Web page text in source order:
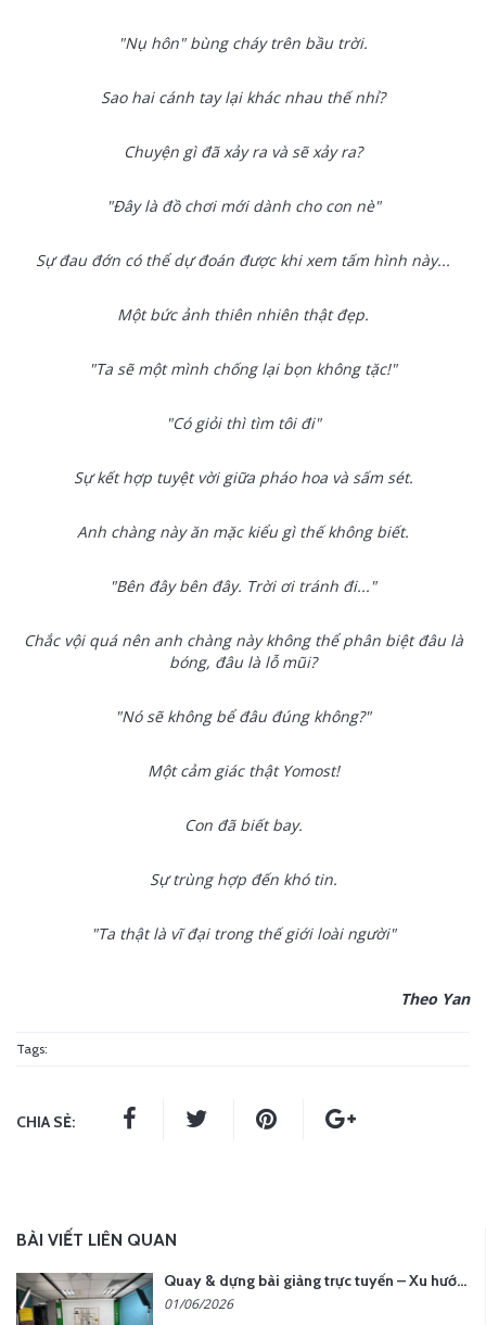
"Nụ hôn" bùng cháy trên bầu trời.
Sao hai cánh tay lại khác nhau thế nhỉ?
Chuyện gì đã xảy ra và sẽ xảy ra?
"Đây là đồ chơi mới dành cho con nè"
Sự đau đớn có thể dự đoán được khi xem tấm hình này...
Một bức ảnh thiên nhiên thật đẹp.
"Ta sẽ một mình chống lại bọn không tặc!"
"Có giỏi thì tìm tôi đi"
Sự kết hợp tuyệt vời giữa pháo hoa và sấm sét.
Anh chàng này ăn mặc kiểu gì thế không biết.
"Bên đây bên đây. Trời ơi tránh đi..."
Chắc vội quá nên anh chàng này không thể phân biệt đâu là
bóng, đâu là lỗ mũi?
"Nó sẽ không bể đâu đúng không?"
Một cảm giác thật Yomost!
Con đã biết bay.
Sự trùng hợp đến khó tin.
"Ta thật là vĩ đại trong thế giới loài người"
Theo Yan
Tags:
CHIA SẺ:
BÀI VIẾT LIÊN QUAN
Quay & dựng bài giảng trực tuyến – Xu hướng đào tạo thời đại số
01/06/2026